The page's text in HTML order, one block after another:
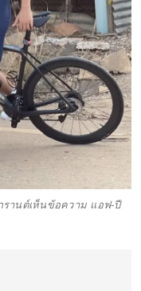
รานต์เห็นข้อความ แอฟ-ปี